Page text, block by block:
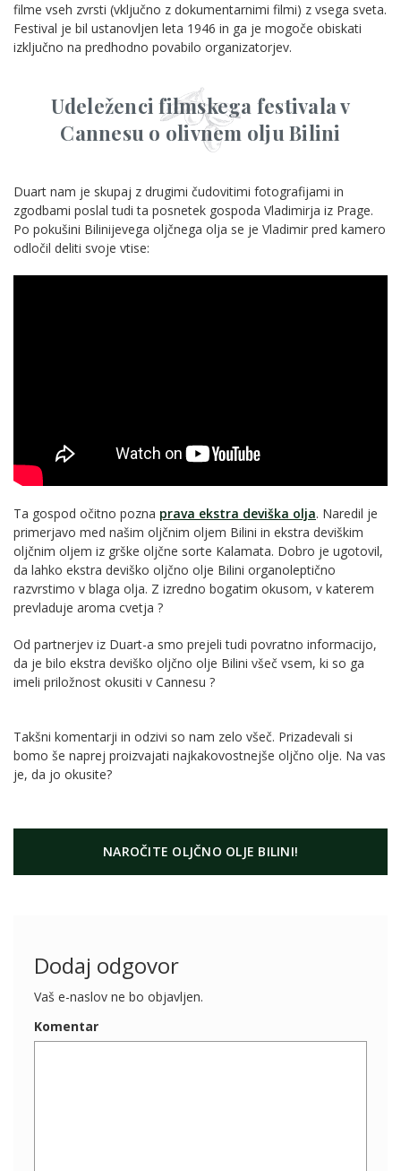
filme vseh zvrsti (vključno z dokumentarnimi filmi) z vsega sveta.
Festival je bil ustanovljen leta 1946 in ga je mogoče obiskati
izključno na predhodno povabilo organizatorjev.
Udeleženci filmskega festivala v
Cannesu o olivnem olju Bilini
Duart nam je skupaj z drugimi čudovitimi fotografijami in
zgodbami poslal tudi ta posnetek gospoda Vladimirja iz Prage.
Po pokušini Bilinijevega oljčnega olja se je Vladimir pred kamero
odločil deliti svoje vtise:
Ta gospod očitno pozna prava ekstra deviška olja. Naredil je
primerjavo med našim oljčnim oljem Bilini in ekstra deviškim
oljčnim oljem iz grške oljčne sorte Kalamata. Dobro je ugotovil,
da lahko ekstra deviško oljčno olje Bilini organoleptično
razvrstimo v blaga olja. Z izredno bogatim okusom, v katerem
prevladuje aroma cvetja ?
Od partnerjev iz Duart-a smo prejeli tudi povratno informacijo,
da je bilo ekstra deviško oljčno olje Bilini všeč vsem, ki so ga
imeli priložnost okusiti v Cannesu ?
Takšni komentarji in odzivi so nam zelo všeč. Prizadevali si
bomo še naprej proizvajati najkakovostnejše oljčno olje. Na vas
je, da jo okusite?
NAROČITE OLJČNO OLJE BILINI!
Dodaj odgovor
Vaš e-naslov ne bo objavljen.
Komentar